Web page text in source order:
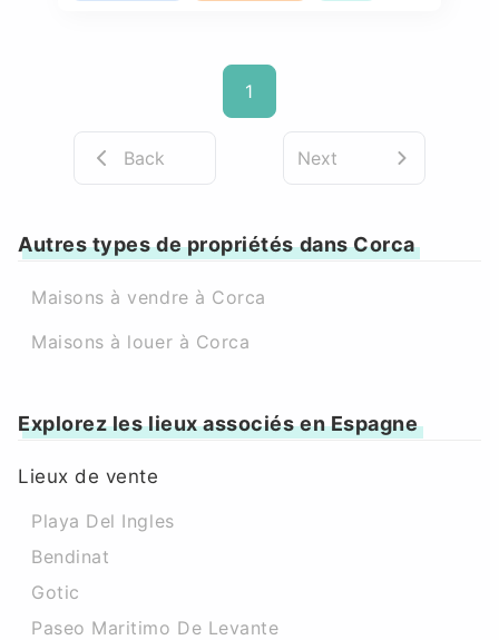
1
Back Next
Autres types de propriétés dans Corca
Maisons à vendre à Corca
Maisons à louer à Corca
Explorez les lieux associés en Espagne
Lieux de vente
Playa Del Ingles
Bendinat
Gotic
Paseo Maritimo De Levante